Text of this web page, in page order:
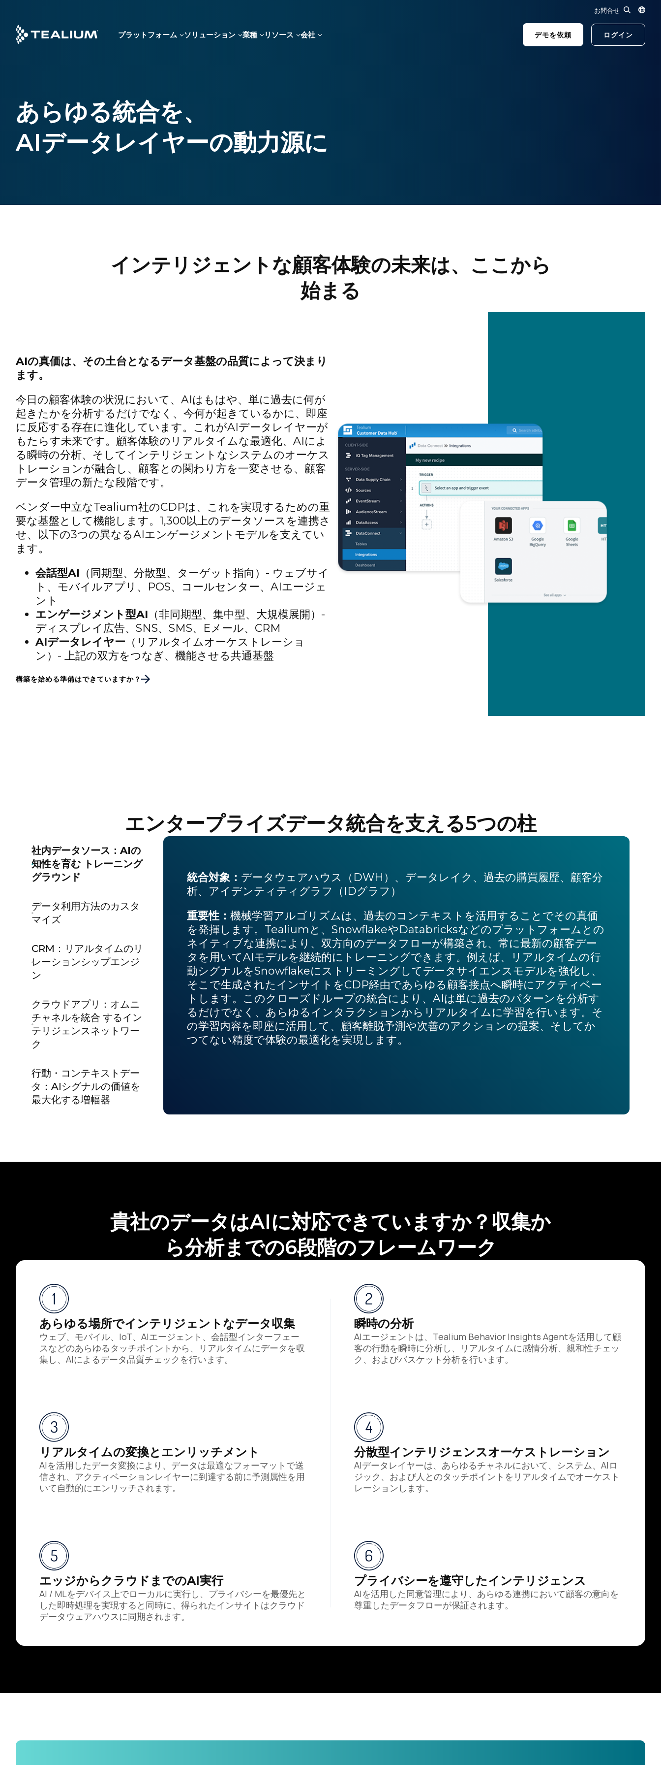
main
content
お問合せ
プラットフォーム ソリューション 業種 リソース 会社 デモを依頼 ログイン
あらゆる統合を、
AIデータレイヤーの動力源に
インテリジェントな顧客体験の未来は、ここから
始まる
AIの真価は、その土台となるデータ基盤の品質によって決まり
ます。
今日の顧客体験の状況において、AIはもはや、単に過去に何が
起きたかを分析するだけでなく、今何が起きているかに、即座
に反応する存在に進化しています。これがAIデータレイヤーが
もたらす未来です。顧客体験のリアルタイムな最適化、AIによ
る瞬時の分析、そしてインテリジェントなシステムのオーケス
トレーションが融合し、顧客との関わり方を一変させる、顧客
データ管理の新たな段階です。
ベンダー中立なTealium社のCDPは、これを実現するための重
要な基盤として機能します。1,300以上のデータソースを連携さ
せ、以下の3つの異なるAIエンゲージメントモデルを支えてい
ます。
会話型AI （同期型、分散型、ターゲット指向）- ウェブサイ
ト、モバイルアプリ、POS、コールセンター、AIエージェ
ント
エンゲージメント型AI （非同期型、集中型、大規模展開）-
ディスプレイ広告、SNS、SMS、Eメール、CRM
AIデータレイヤー （リアルタイムオーケストレーショ
ン）- 上記の双方をつなぎ、機能させる共通基盤
構築を始める準備はできていますか？
エンタープライズデータ統合を支える5つの柱
社内データソース：AIの
知性を育む トレーニング
グラウンド
データ利用方法のカスタ
マイズ
CRM：リアルタイムのリ
レーションシップエンジ
ン
クラウドアプリ：オムニ
チャネルを統合 するイン
テリジェンスネットワー
ク
行動・コンテキストデー
タ：AIシグナルの価値を
最大化する増幅器
統合対象： データウェアハウス（DWH）、データレイク、過去の購買履歴、顧客分
析、アイデンティティグラフ（IDグラフ）
重要性： 機械学習アルゴリズムは、過去のコンテキストを活用することでその真価
を発揮します。Tealiumと、SnowflakeやDatabricksなどのプラットフォームとの
ネイティブな連携により、双方向のデータフローが構築され、常に最新の顧客デー
タを用いてAIモデルを継続的にトレーニングできます。例えば、リアルタイムの行
動シグナルをSnowflakeにストリーミングしてデータサイエンスモデルを強化し、
そこで生成されたインサイトをCDP経由であらゆる顧客接点へ瞬時にアクティベー
トします。このクローズドループの統合により、AIは単に過去のパターンを分析す
るだけでなく、あらゆるインタラクションからリアルタイムに学習を行います。そ
の学習内容を即座に活用して、顧客離脱予測や次善のアクションの提案、そしてか
つてない精度で体験の最適化を実現します。
貴社のデータはAIに対応できていますか？収集か
ら分析までの6段階のフレームワーク
あらゆる場所でインテリジェントなデータ収集
ウェブ、モバイル、IoT、AIエージェント、会話型インターフェー
スなどのあらゆるタッチポイントから、リアルタイムにデータを収
集し、AIによるデータ品質チェックを行います。
瞬時の分析
AIエージェントは、Tealium Behavior Insights Agentを活用して顧
客の行動を瞬時に分析し、リアルタイムに感情分析、親和性チェッ
ク、およびバスケット分析を行います。
リアルタイムの変換とエンリッチメント
AIを活用したデータ変換により、データは最適なフォーマットで送
信され、アクティベーションレイヤーに到達する前に予測属性を用
いて自動的にエンリッチされます。
分散型インテリジェンスオーケストレーション
AIデータレイヤーは、あらゆるチャネルにおいて、システム、AIロ
ジック、および人とのタッチポイントをリアルタイムでオーケスト
レーションします。
エッジからクラウドまでのAI実行
AI / MLをデバイス上でローカルに実行し、プライバシーを最優先と
した即時処理を実現すると同時に、得られたインサイトはクラウド
データウェアハウスに同期されます。
プライバシーを遵守したインテリジェンス
AIを活用した同意管理により、あらゆる連携において顧客の意向を
尊重したデータフローが保証されます。